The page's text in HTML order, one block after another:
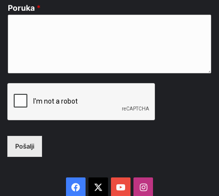
Poruka *
Pošalji
Facebook YouTubeInstagram